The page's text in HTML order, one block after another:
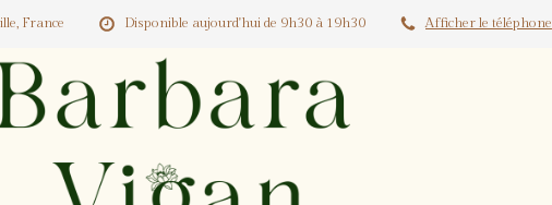
France Disponible aujourd'hui de 9h30 à 19h30 Afficher le téléphone